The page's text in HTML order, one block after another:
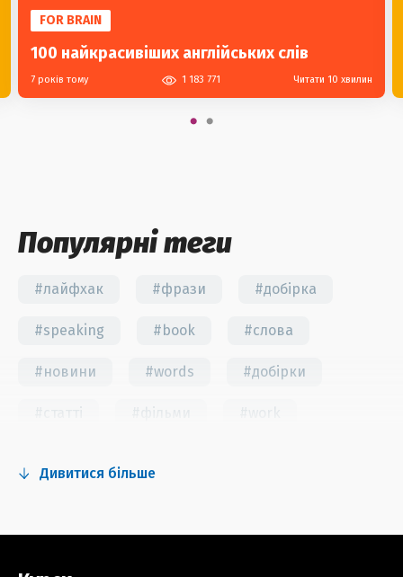
FOR BRAIN
100 найкрасивіших англійських слів
7 років тому 1 183 771 Читати 10 хвилин
Популярні теги
#лайфхак #фрази #добірка
#speaking #book #слова
#новини #words #добірки
#grammar #writing #вправи
Дивитися більше